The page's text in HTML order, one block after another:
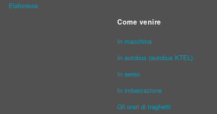
Elafonisos
Come venire
In macchina
In autobus (autobus KTEL)
In aereo
In imbarcazione
Gli orari di traghetti